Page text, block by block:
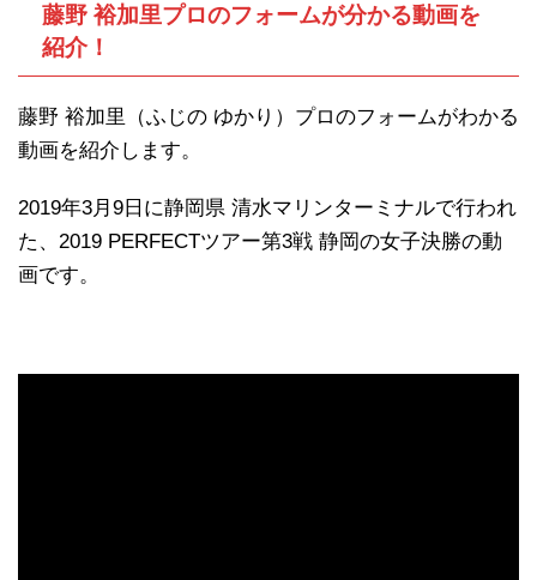
藤野 裕加里プロのフォームが分かる動画を
紹介！
藤野 裕加里（ふじの ゆかり）プロのフォームがわかる
動画を紹介します。
2019年3月9日に静岡県 清水マリンターミナルで行われ
た、2019 PERFECTツアー第3戦 静岡の女子決勝の動
画です。